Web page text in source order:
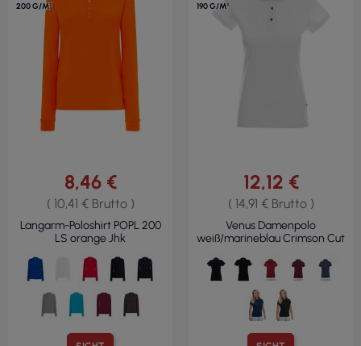
200 G/M²
8,46 €
( 10,41 € Brutto )
Langarm-Poloshirt POPL 200
LS orange Jhk
190 G/M²
12,12 €
( 14,91 € Brutto )
Venus Damenpolo
weiß/marineblau Crimson Cut